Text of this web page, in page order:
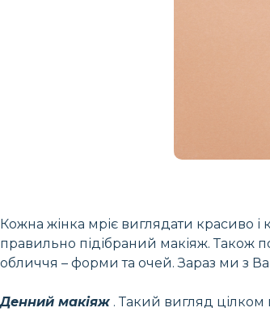
Кожна жінка мріє виглядати красиво
правильно підібраний макіяж. Також
обличчя – форми та очей. Зараз ми з
Денний макіяж . Такий вигляд цілком